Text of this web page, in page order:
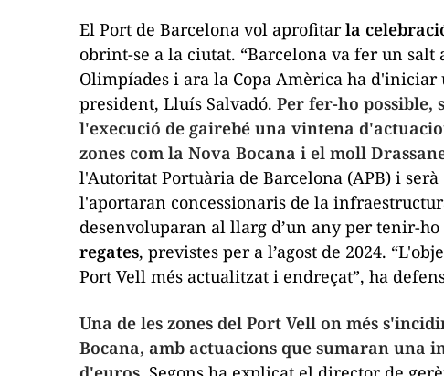
El Port de Barcelona vol aprofitarla
obrint-se a la ciutat. “Barcelona va fer un
Olimpíades i ara la Copa Amèrica ha d'iniciar
president, Lluís Salvadó. Per fer-ho
l'execució de gairebé una vintena
zones com la Nova Bocana i el moll
l'Autoritat Portuària de Barcelona (APB) i
l'aportaran concessionaris de la
desenvoluparan al llarg d’un any per tenir-
regates, previstes per a l’agost de 2024.
Port Vell més actualitzat i endreçat”, ha
Una de les zones del Port Vell on més
Bocana, amb actuacions que sumaran una